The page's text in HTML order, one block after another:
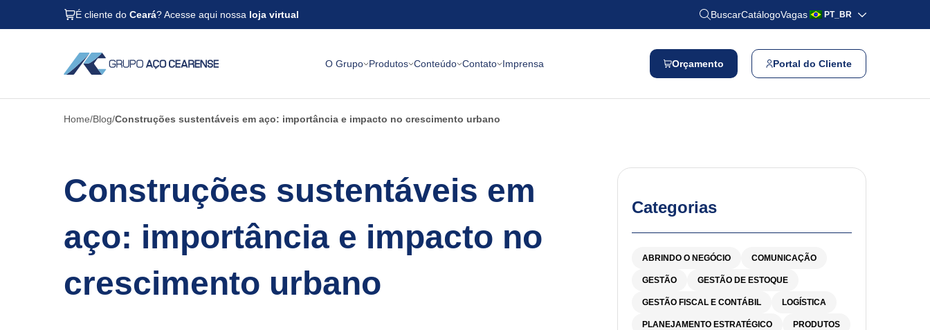
É cliente doCeará? Acesse aqui nossa loja virtual BuscarCatálogoVagas PT_BR
O Grupo Produtos Conteúdo Contato Imprensa Orçamento Portal do Cliente
Home Blog Construções sustentáveis em aço: importância e impacto no crescimento urbano
Construções sustentáveis em
aço: importância e impacto no
crescimento urbano
Categorias
ABRINDO O NEGÓCIO COMUNICAÇÃO
GESTÃO GESTÃO DE ESTOQUE
GESTÃO FISCAL E CONTÁBIL LOGÍSTICA
PLANEJAMENTO ESTRATÉGICO PRODUTOS